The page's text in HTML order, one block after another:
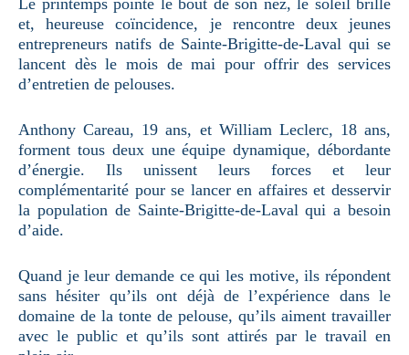
et, heureuse coïncidence, je rencontre deux jeunes
entrepreneurs natifs de Sainte-Brigitte-de-Laval qui se
lancent dès le mois de mai pour offrir des services
d’entretien de pelouses.
Anthony Careau, 19 ans, et William Leclerc, 18 ans,
forment tous deux une équipe dynamique, débordante
d’énergie. Ils unissent leurs forces et leur
complémentarité pour se lancer en affaires et desservir
la population de Sainte-Brigitte-de-Laval qui a besoin
d’aide.
Quand je leur demande ce qui les motive, ils répondent
sans hésiter qu’ils ont déjà de l’expérience dans le
domaine de la tonte de pelouse, qu’ils aiment travailler
avec le public et qu’ils sont attirés par le travail en